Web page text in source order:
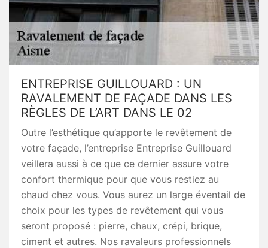
ENTREPRISE GUILLOUARD : UN
RAVALEMENT DE FAÇADE DANS LES
RÈGLES DE L’ART DANS LE 02
Outre l’esthétique qu’apporte le revêtement de
votre façade, l’entreprise Entreprise Guillouard
veillera aussi à ce que ce dernier assure votre
confort thermique pour que vous restiez au
chaud chez vous. Vous aurez un large éventail de
choix pour les types de revêtement qui vous
seront proposé : pierre, chaux, crépi, brique,
ciment et autres. Nos ravaleurs professionnels